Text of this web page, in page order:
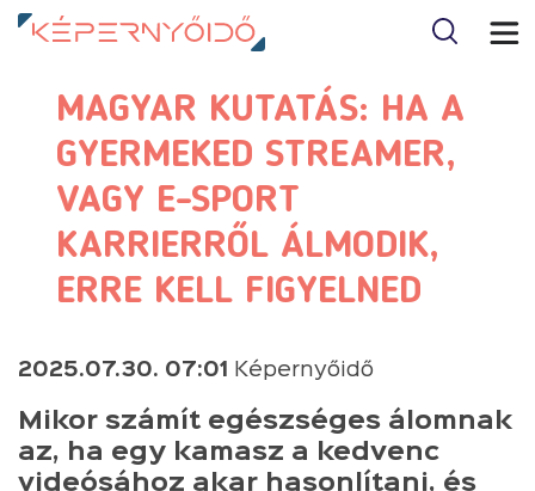
MAGYAR KUTATÁS: HA A
GYERMEKED STREAMER,
VAGY E-SPORT
KARRIERRŐL ÁLMODIK,
ERRE KELL FIGYELNED
2025.07.30. 07:01 Képernyőidő
Mikor számít egészséges álomnak
az, ha egy kamasz a kedvenc
videósához akar hasonlítani, és